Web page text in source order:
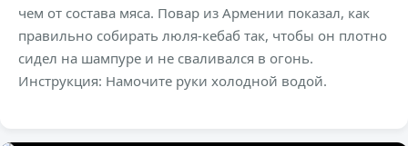
чем от состава мяса. Повар из Армении показал, как
правильно собирать люля-кебаб так, чтобы он плотно
сидел на шампуре и не сваливался в огонь.
Инструкция: Намочите руки холодной водой.